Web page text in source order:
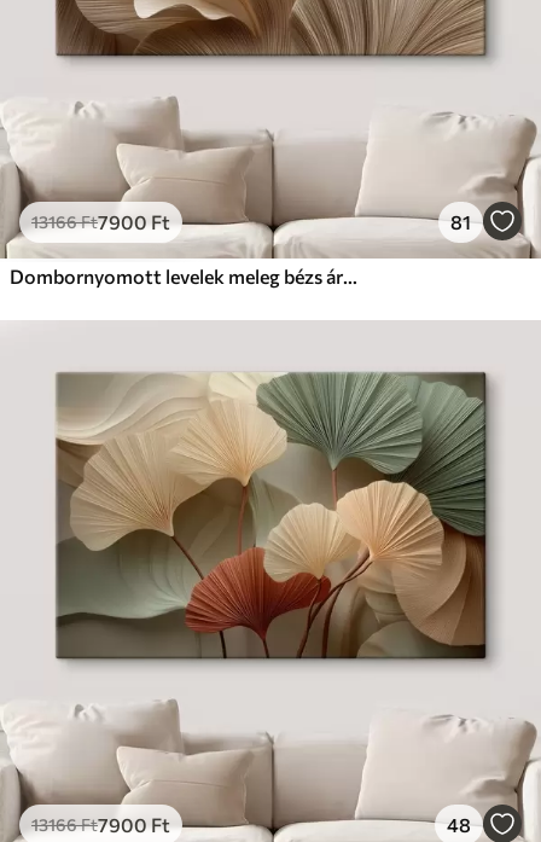
13166Ft7900 Ft 81
Dombornyomott levelek meleg bézs árnyalatokban
13166Ft7900Ft 48